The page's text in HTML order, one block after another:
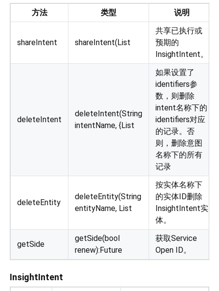
方法 类型 说明
shareIntent shareIntent(List
共享已执行或
预期的
InsightIntent。
deleteIntent
deleteIntent(String
intentName, {List
如果设置了
identifiers参
数，则删除
intent名称下的
identifiers对应
的记录。否
则，删除意图
名称下的所有
记录
deleteEntity
deleteEntity(String
entityName, List
按实体名称下
的实体ID删除
InsightIntent实
体。
getSide
getSide(bool
renew):Future
获取Service
Open ID。
InsightIntent